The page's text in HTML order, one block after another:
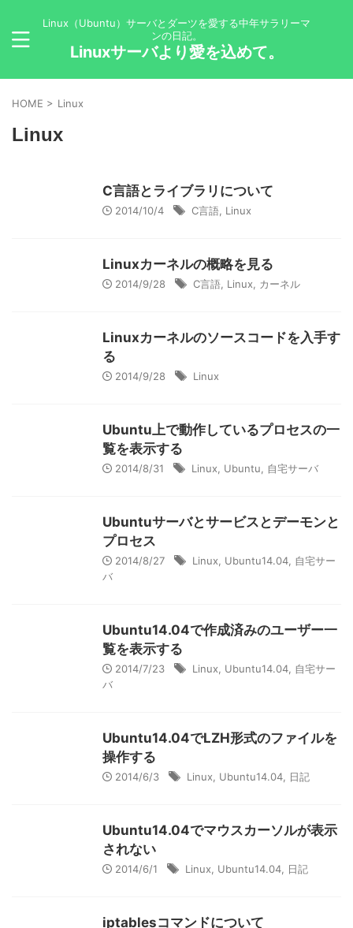
Linux（Ubuntu）サーバとダーツを愛する中年サラリーマ
ンの日記。
Linuxサーバより愛を込めて。
HOME > Linux
Linux
C言語とライブラリについて
2014/10/4 C言語 Linux
Linuxカーネルの概略を見る
2014/9/28 C言語 Linux カーネル
Linuxカーネルのソースコードを入手す
る
2014/9/28 Linux
Ubuntu上で動作しているプロセスの一
覧を表示する
2014/8/31 Linux Ubuntu 自宅サーバ
Ubuntuサーバとサービスとデーモンと
プロセス
2014/8/27 Linux Ubuntu14.04 自宅サー
バ
Ubuntu14.04で作成済みのユーザー一
覧を表示する
2014/7/23 Linux Ubuntu14.04 自宅サー
バ
Ubuntu14.04でLZH形式のファイルを
操作する
2014/6/3 Linux Ubuntu14.04 日記
Ubuntu14.04でマウスカーソルが表示
されない
2014/6/1 Linux Ubuntu14.04 日記
iptablesコマンドについて